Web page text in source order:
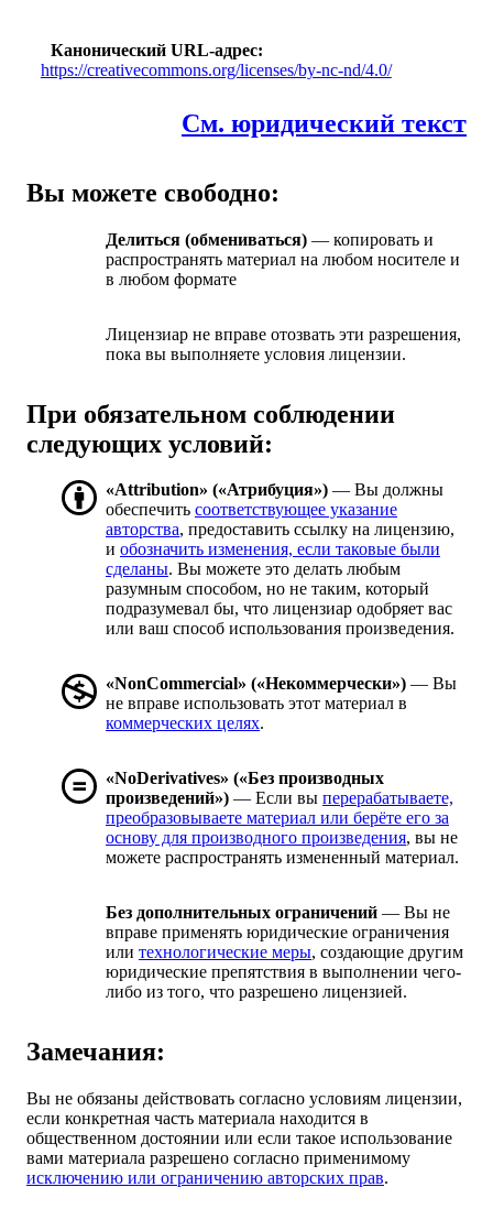
Канонический URL-адрес
https://creativecommons.org/licenses/by-nc-nd/4.0/
См. юридический текст
Вы можете свободно:
Делиться (обмениваться) — копировать и
распространять материал на любом носителе и
в любом формате
Лицензиар не вправе отозвать эти разрешения,
пока вы выполняете условия лицензии.
При обязательном соблюдении
следующих условий:
«Attribution» («Атрибуция») — Вы должны
обеспечить соответствующее указание
авторства, предоставить ссылку на лицензию,
и обозначить изменения, если таковые были
сделаны. Вы можете это делать любым
разумным способом, но не таким, который
подразумевал бы, что лицензиар одобряет вас
или ваш способ использования произведения.
«NonCommercial» («Некоммерчески») — Вы
не вправе использовать этот материал в
коммерческих целях.
«NoDerivatives» («Без производных
произведений») — Если вы перерабатываете,
преобразовываете материал или берёте его за
основу для производного произведения, вы не
можете распространять измененный материал.
Без дополнительных ограничений — Вы не
вправе применять юридические ограничения
или технологические меры, создающие другим
юридические препятствия в выполнении чего-
либо из того, что разрешено лицензией.
Замечания:
Вы не обязаны действовать согласно условиям лицензии,
если конкретная часть материала находится в
общественном достоянии или если такое использование
вами материала разрешено согласно применимому
исключению или ограничению авторских прав.